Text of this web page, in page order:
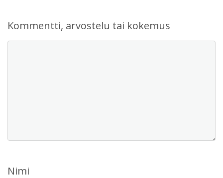
Kommentti, arvostelu tai kokemus
Nimi